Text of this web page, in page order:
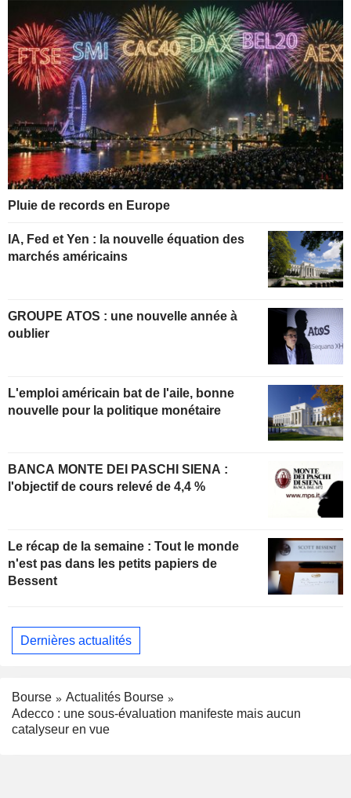
Pluie de records en Europe
IA, Fed et Yen : la nouvelle équation des
marchés américains
GROUPE ATOS : une nouvelle année à
oublier
L'emploi américain bat de l'aile, bonne
nouvelle pour la politique monétaire
BANCA MONTE DEI PASCHI SIENA :
l'objectif de cours relevé de 4,4 %
Le récap de la semaine : Tout le monde
n'est pas dans les petits papiers de
Bessent
Dernières actualités
Bourse
Actualités Bourse
Adecco : une sous-évaluation manifeste mais aucun
catalyseur en vue